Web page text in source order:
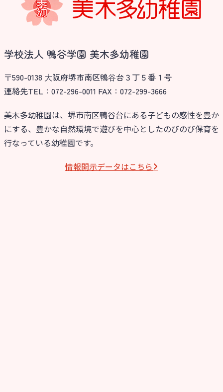
学校法人 鴨谷学園 美木多幼稚園
〒590-0138 ⼤阪府堺市南区鴨⾕台３丁５番１号
連絡先TEL：072-296-0011 FAX：072-299-3666
美木多幼稚園は、堺市南区鴨谷台にある子どもの感性を豊か
にする、豊かな自然環境で遊びを中心としたのびのび保育を
行なっている幼稚園です。
情報開⽰データはこちら
お知らせ
今日の幼稚園
園児募集要項
教職員募集
園のこと